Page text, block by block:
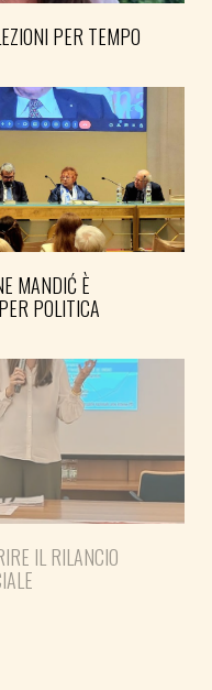
PER TEMPO
MANDIĆ È
POLITICA
IL RILANCIO